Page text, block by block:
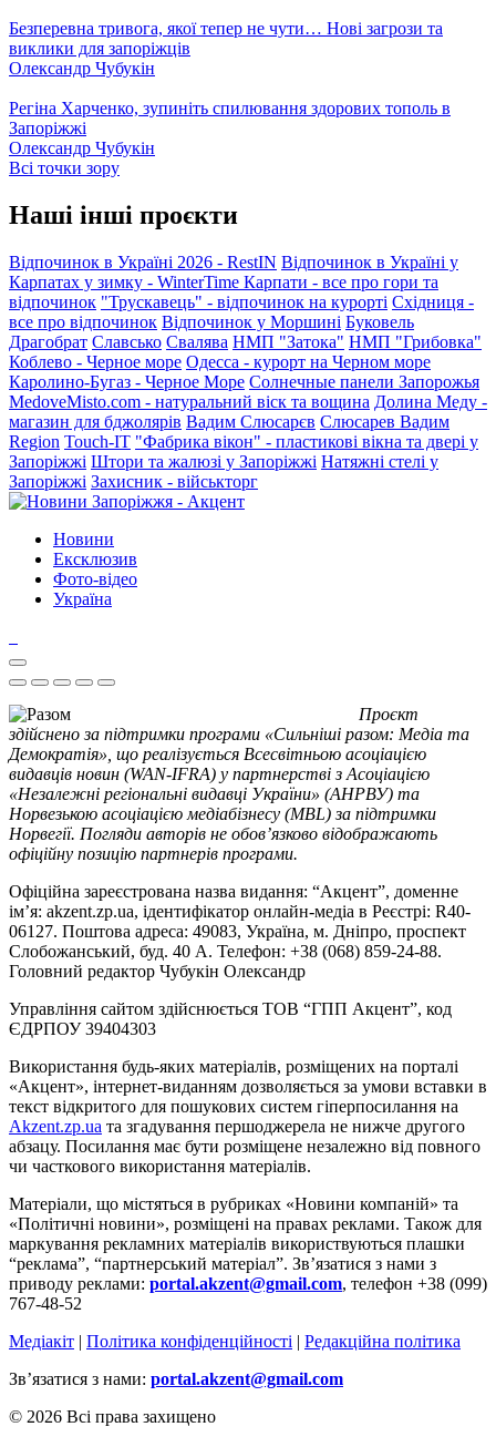
Безперевна тривога, якої тепер не чути… Нові загрози та
виклики для запоріжців
Олександр Чубукін
Регіна Харченко, зупиніть спилювання здорових тополь в
Запоріжжі
Олександр Чубукін
Всі точки зору
Наші інші проєкти
Відпочинок в Україні 2026 - RestIN Відпочинок в Україні у
Карпатах у зимку - WinterTime Карпати - все про гори та
відпочинок "Трускавець" - відпочинок на курорті Східниця -
все про відпочинок Відпочинок у Моршині Буковель
Драгобрат Славсько Свалява НМП "Затока" НМП "Грибовка"
Коблево - Черное море Одесса - курорт на Черном море
Каролино-Бугаз - Черное Море Солнечные панели Запорожья
MedoveMisto.com - натуральний віск та вощина Долина Меду -
магазин для бджолярів Вадим Слюсарєв Слюсарев Вадим
Region Touch-IT "Фабрика вікон" - пластикові вікна та двері у
Запоріжжі Штори та жалюзі у Запоріжжі Натяжні стелі у
Запоріжжі Захисник - військторг
Новини
Ексклюзив
Фото-відео
Україна
Проєкт
здійснено за підтримки програми «Сильніші разом: Медіа та
Демократія», що реалізується Всесвітньою асоціацією
видавців новин (WAN-IFRA) у партнерстві з Асоціацією
«Незалежні регіональні видавці України» (АНРВУ) та
Норвезькою асоціацією медіабізнесу (MBL) за підтримки
Норвегії. Погляди авторів не обов’язково відображають
офіційну позицію партнерів програми.
Офіційна зареєстрована назва видання: “Акцент”, доменне
ім’я: akzent.zp.ua, ідентифікатор онлайн-медіа в Реєстрі: R40-
06127. Поштова адреса: 49083, Україна, м. Дніпро, проспект
Слобожанський, буд. 40 А. Телефон: +38 (068) 859-24-88.
Головний редактор Чубукін Олександр
Управління сайтом здійснюється ТОВ “ГПП Акцент”, код
ЄДРПОУ 39404303
Використання будь-яких матеріалів, розміщених на порталі
«Акцент», інтернет-виданням дозволяється за умови вставки в
текст відкритого для пошукових систем гіперпосилання на
Akzent.zp.ua та згадування першоджерела не нижче другого
абзацу. Посилання має бути розміщене незалежно від повного
чи часткового використання матеріалів.
Матеріали, що містяться в рубриках «Новини компаній» та
«Політичні новини», розміщені на правах реклами. Також для
маркування рекламних матеріалів використвуються плашки
“реклама”, “партнерський матеріал”. Зв’язатися з нами з
приводу реклами: portal.akzent@gmail.com, телефон +38 (099)
767-48-52
Медіакіт | Політика конфіденційності | Редакційна політика
Зв’язатися з нами: portal.akzent@gmail.com
© 2026 Всі права захищено